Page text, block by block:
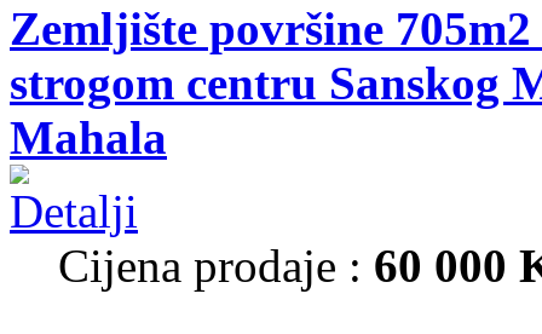
Zemljište površine
strogom centru Sanskog
Mahala
Cijena prodaje : 60 000